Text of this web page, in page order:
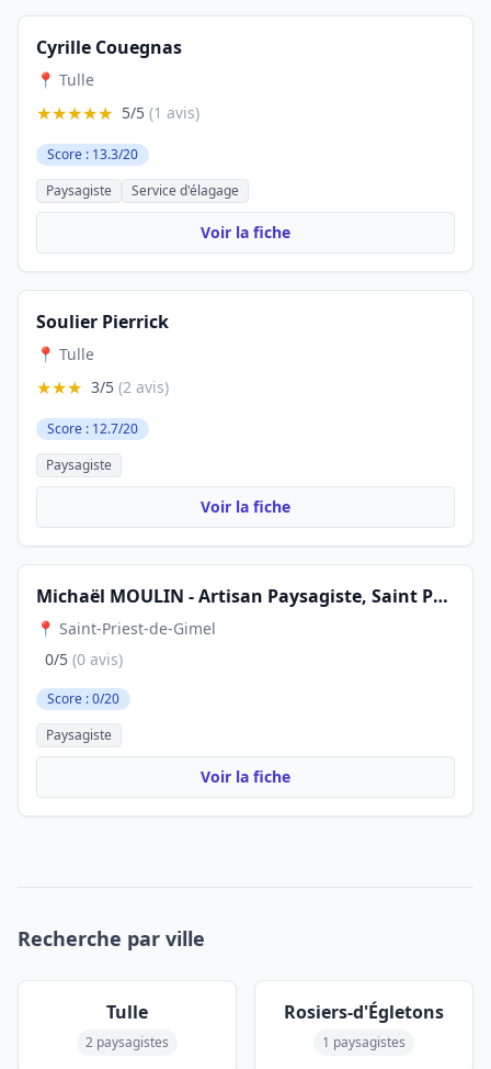
Cyrille Couegnas
📍 Tulle
★★★★★ 5/5 (1 avis)
Score : 13.3/20
Paysagiste
Service d'élagage
Voir la fiche
Soulier Pierrick
📍 Tulle
★★★ 3/5 (2 avis)
Score : 12.7/20
Paysagiste
Voir la fiche
Michaël MOULIN - Artisan Paysagiste, Saint Priest de Gimel
📍 Saint-Priest-de-Gimel
0/5 (0 avis)
Score : 0/20
Paysagiste
Voir la fiche
Recherche par ville
Tulle
2 paysagistes
Rosiers-d'Égletons
1 paysagistes